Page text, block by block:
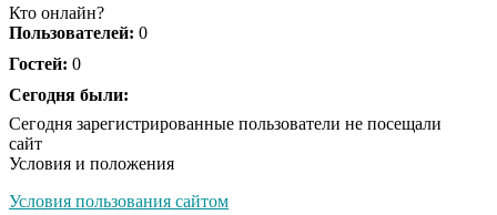
Скрытая камера на
люди вытворяют, когда
Ролик длится
Кто онлайн?
Пользователей: 0
Гостей: 0
Сегодня были:
Сегодня зарегистрированные пользователи не посещали
сайт
Условия и положения
Условия пользования сайтом